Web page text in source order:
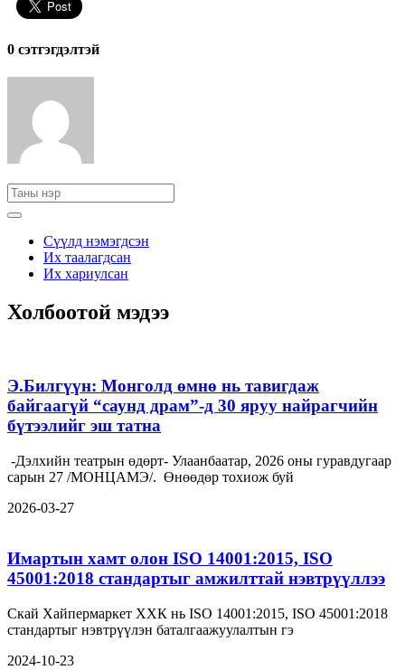
0 cэтгэгдэлтэй
Сүүлд нэмэгдсэн
Их таалагдсан
Их хариулсан
Холбоотой мэдээ
Э.Билгүүн: Монголд өмнө нь тавигдаж
байгаагүй “саунд драм”-д 30 яруу найрагчийн
бүтээлийг эш татна
-Дэлхийн театрын өдөрт- Улаанбаатар, 2026 оны гуравдугаар
сарын 27 /МОНЦАМЭ/. Өнөөдөр тохиож буй
2026-03-27
Имартын хамт олон ISO 14001:2015, ISO
45001:2018 стандартыг амжилттай нэвтрүүллээ
Скай Хайпермаркет ХХК нь ISO 14001:2015, ISO 45001:2018
стандартыг нэвтрүүлэн баталгаажуулалтын гэ
2024-10-23